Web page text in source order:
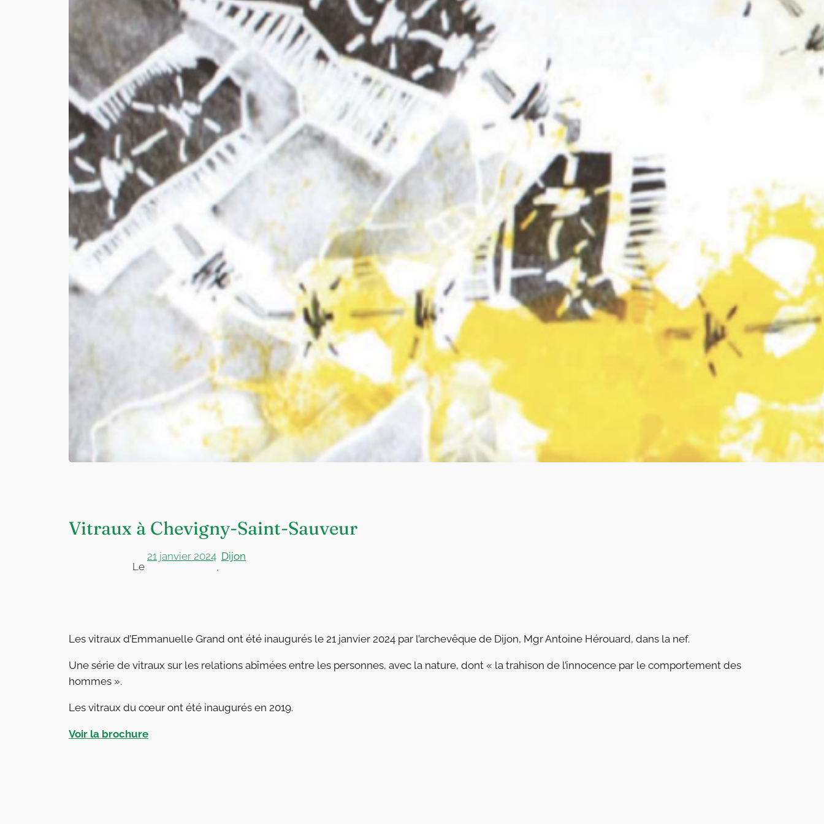
Vitraux à Chevigny-Saint-Sauveur
Le
21 janvier 2024 Dijon
Les vitraux d’Emmanuelle Grand ont été inaugurés le 21 janvier 2024 par l’archevêque de Dijon, Mgr Antoine Hérouard, dans la nef.
Une série de vitraux sur les relations abîmées entre les personnes, avec la nature, dont « la trahison de l’innocence par le comportement des
hommes ».
Les vitraux du cœur ont été inaugurés en 2019.
Voir la brochure